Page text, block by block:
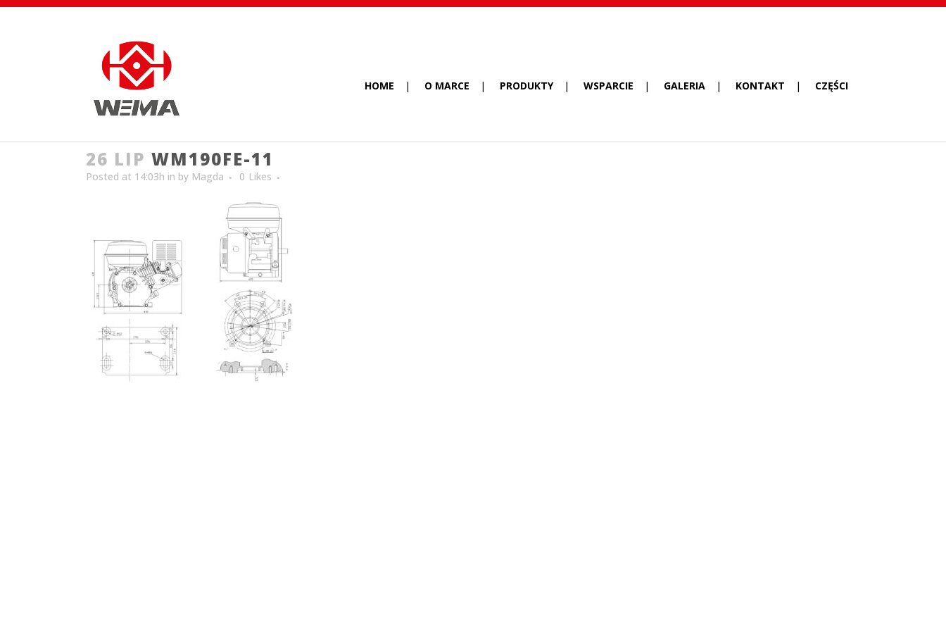
HOME O MARCE PRODUKTY WSPARCIE GALERIA KONTAKT CZĘŚCI
26 LIP WM190FE-11
Posted at 14:03h in by Magda 0 Likes